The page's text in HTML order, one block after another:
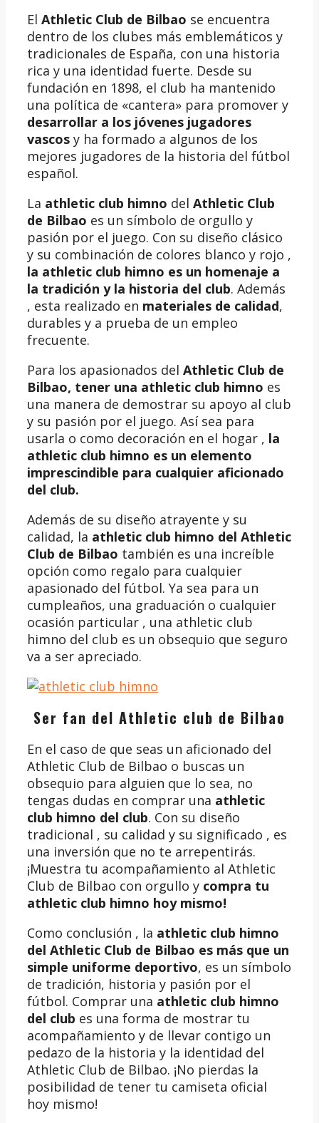
El Athletic Club de Bilbao se encuentra
dentro de los clubes más emblemáticos y
tradicionales de España, con una historia
rica y una identidad fuerte. Desde su
fundación en 1898, el club ha mantenido
una política de «cantera» para promover y
desarrollar a los jóvenes jugadores
vascos y ha formado a algunos de los
mejores jugadores de la historia del fútbol
español.
La athletic club himno del Athletic Club
de Bilbao es un símbolo de orgullo y
pasión por el juego. Con su diseño clásico
y su combinación de colores blanco y rojo ,
la athletic club himno es un homenaje a
la tradición y la historia del club. Además
, esta realizado en materiales de calidad,
durables y a prueba de un empleo
frecuente.
Para los apasionados del Athletic Club de
Bilbao, tener una athletic club himno es
una manera de demostrar su apoyo al club
y su pasión por el juego. Así sea para
usarla o como decoración en el hogar , la
athletic club himno es un elemento
imprescindible para cualquier aficionado
del club.
Además de su diseño atrayente y su
calidad, la athletic club himno del Athletic
Club de Bilbao también es una increíble
opción como regalo para cualquier
apasionado del fútbol. Ya sea para un
cumpleaños, una graduación o cualquier
ocasión particular , una athletic club
himno del club es un obsequio que seguro
va a ser apreciado.
Ser fan del Athletic club de Bilbao
En el caso de que seas un aficionado del
Athletic Club de Bilbao o buscas un
obsequio para alguien que lo sea, no
tengas dudas en comprar una athletic
club himno del club. Con su diseño
tradicional , su calidad y su significado , es
una inversión que no te arrepentirás.
¡Muestra tu acompañamiento al Athletic
Club de Bilbao con orgullo y compra tu
athletic club himno hoy mismo!
Como conclusión , la athletic club himno
del Athletic Club de Bilbao es más que un
simple uniforme deportivo, es un símbolo
de tradición, historia y pasión por el
fútbol. Comprar una athletic club himno
del club es una forma de mostrar tu
acompañamiento y de llevar contigo un
pedazo de la historia y la identidad del
Athletic Club de Bilbao. ¡No pierdas la
posibilidad de tener tu camiseta oficial
hoy mismo!